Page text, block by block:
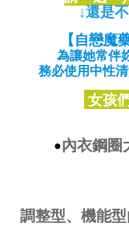
↓還是
【自戀魔
為讓她常伴
務必使用中性
女孩
●內衣鋼圈
調整型、機能